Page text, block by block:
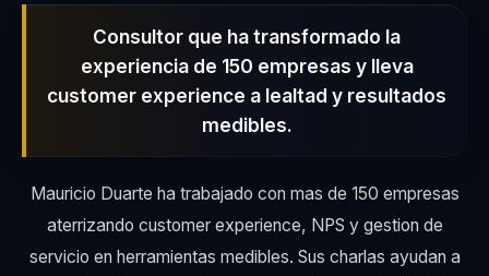
Consultor que ha transformado la
experiencia de 150 empresas y lleva
customer experience a lealtad y resultados
medibles.
Mauricio Duarte ha trabajado con mas de 150 empresas
aterrizando customer experience, NPS y gestion de
servicio en herramientas medibles. Sus charlas ayudan a